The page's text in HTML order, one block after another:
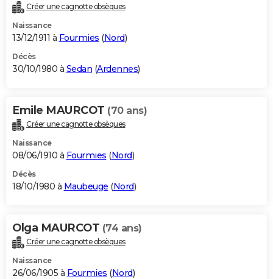
Créer une cagnotte obsèques
Naissance
13/12/1911 à Fourmies (Nord)
Décès
30/10/1980 à Sedan (Ardennes)
Emile MAURCOT (70 ans)
Créer une cagnotte obsèques
Naissance
08/06/1910 à Fourmies (Nord)
Décès
18/10/1980 à Maubeuge (Nord)
Olga MAURCOT (74 ans)
Créer une cagnotte obsèques
Naissance
26/06/1905 à Fourmies (Nord)